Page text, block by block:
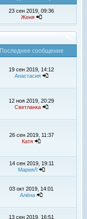
23 сен 2019, 09:36
Женя
Последнее сообщение
19 сен 2019, 14:12
Анастасия
12 ноя 2019, 20:29
Светланка
26 сен 2019, 11:37
Катя
14 сен 2019, 19:11
МарияЛ
03 окт 2019, 14:01
Алёна
13 сен 2019, 16:51